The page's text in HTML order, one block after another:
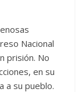
Nacional
prisión. No
en su
a su pueblo.